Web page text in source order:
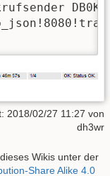
2018/02/27 11:27 von
dh3wr
Wikis unter der
Share Alike 4.0